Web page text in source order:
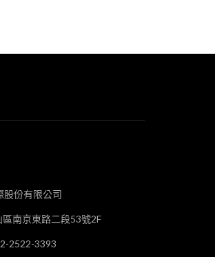
股份有限公司
南京東路二段53號2F
2522-3393